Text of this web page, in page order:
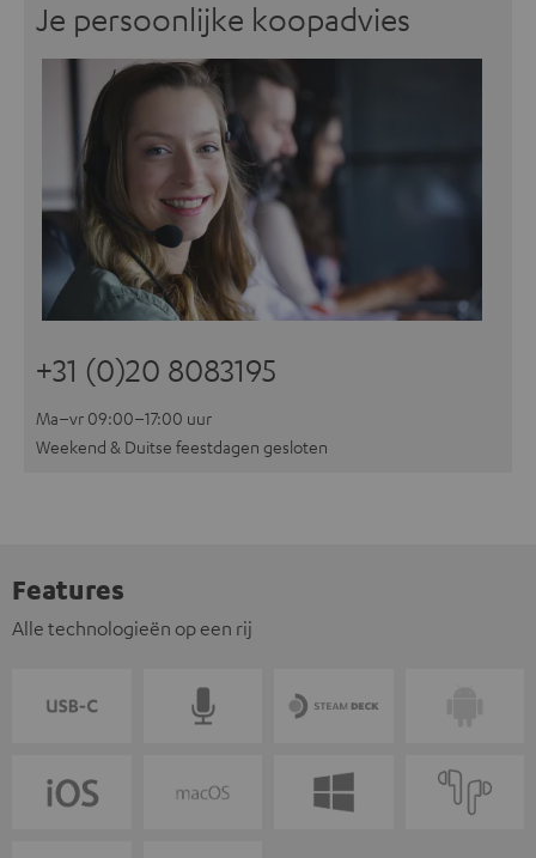
Je persoonlijke koopadvies
+31 (0)20 8083195
Ma–vr 09:00–17:00 uur
Weekend & Duitse feestdagen gesloten
Features
Alle technologieën op een rij